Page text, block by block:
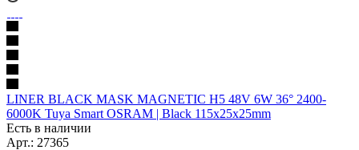
LINER BLACK MASK MAGNETIC Н5 48V 6W 36° 2400-
6000K Tuya Smart OSRAM | Black 115х25х25mm
Есть в наличии
Арт.: 27365